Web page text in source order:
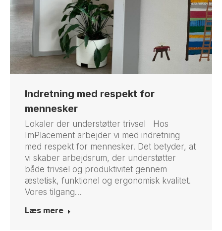
Indretning med respekt for
mennesker
Lokaler der understøtter trivsel Hos
ImPlacement arbejder vi med indretning
med respekt for mennesker. Det betyder, at
vi skaber arbejdsrum, der understøtter
både trivsel og produktivitet gennem
æstetisk, funktionel og ergonomisk kvalitet.
Vores tilgang…
Læs mere